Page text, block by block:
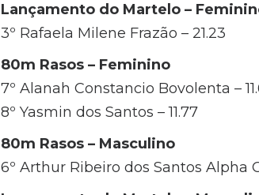
Lançamento do Martelo –
3º Rafaela Milene Frazão – 21.23
80m Rasos – Feminino
7º Alanah Constancio Bovolenta –
8º Yasmin dos Santos – 11.77
80m Rasos – Masculino
6º Arthur Ribeiro dos Santos Alpha